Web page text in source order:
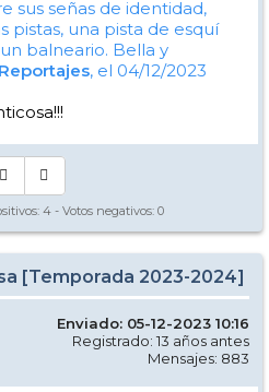
sus señas de identidad,
pistas, una pista de esquí
balneario. Bella y
Reportajes, el 04/12/2023
4- Votos negativos: 0
[Temporada 2023-2024]
Enviado: 05-12-2023 10:16
Registrado: 13 años antes
Mensajes: 883